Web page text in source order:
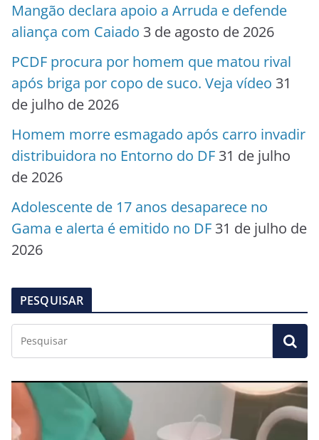
Mangão declara apoio a Arruda e defende
aliança com Caiado 3 de agosto de 2026
PCDF procura por homem que matou rival
após briga por copo de suco. Veja vídeo 31
de julho de 2026
Homem morre esmagado após carro invadir
distribuidora no Entorno do DF 31 de julho
de 2026
Adolescente de 17 anos desaparece no
Gama e alerta é emitido no DF 31 de julho de
2026
PESQUISAR